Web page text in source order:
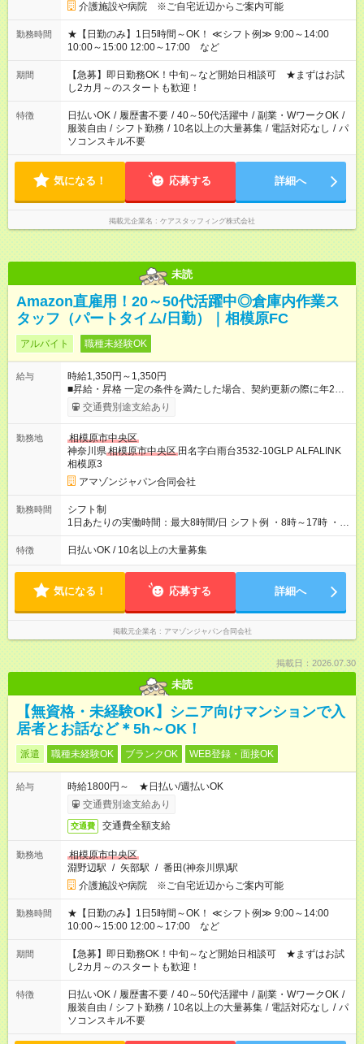
介護施設や病院 ※ご自宅近辺からご案内可能
勤務時間
★【日勤のみ】1日5時間～OK！ ≪シフト例≫ 9:00～14:00
10:00～15:00 12:00～17:00 など
期間
【急募】即日勤務OK！中旬～など開始日相談可 ★まずはお試
し2カ月～のスタートも歓迎！
特徴 日払いOK / 履歴書不要 / 40～50代活躍中 / 副業・WワークOK /
服装自由 / シフト勤務 / 10名以上の大量募集 / 電話対応なし / パ
ソコンスキル不要
気になる！ 応募する 詳細へ
掲載元企業名 ケアスタッフィング株式会社
未読
Amazon直雇用！20～50代活躍中◎倉庫内作業ス
タッフ（パートタイム/日勤）｜相模原FC
アルバイト 職種未経験OK
給与
時給1,350円～1,350円
■昇給・昇格 一定の条件を満たした場合、契約更新の際に年2回
まで昇給の機会があります。 ■正社員登用制度あり ※月末締/翌
月25日支払い ※時間外手当、別途支給 ※深夜割増賃金 (22:00～
☆Amazon直雇用で安定して働けます！ 【試用期間】試用期間あ
り 試用期間の長さ：1週間 雇用形態、給与は本採用時と同じで
す。
交通費別途支給あり
勤務地
相模原市中央区
神奈川県相模原市中央区 田名字白雨台3532-10GLP ALFALINK
相模原3
アマゾンジャパン合同会社
勤務時間
シフト制
1日あたりの実働時間：最大8時間/日 シフト例 ・8時～17時 ・
12時～21時
特徴 日払いOK / 10名以上の大量募集
気になる！ 応募する 詳細へ
掲載元企業名 アマゾンジャパン合同会社
掲載日：2026.07.30
未読
【無資格・未経験OK】シニア向けマンションで入
居者とお話など＊5h～OK！
派遣 職種未経験OK ブランクOK WEB登録・面接OK
給与
時給1800円～ ★日払い/週払いOK
交通費別途支給あり
交通費 交通費全額支給
勤務地
相模原市中央区
淵野辺駅 / 矢部駅 / 番田(神奈川県)駅
介護施設や病院 ※ご自宅近辺からご案内可能
勤務時間
★【日勤のみ】1日5時間～OK！ ≪シフト例≫ 9:00～14:00
10:00～15:00 12:00～17:00 など
期間
【急募】即日勤務OK！中旬～など開始日相談可 ★まずはお試
し2カ月～のスタートも歓迎！
特徴 日払いOK / 履歴書不要 / 40～50代活躍中 / 副業・WワークOK /
服装自由 / シフト勤務 / 10名以上の大量募集 / 電話対応なし / パ
ソコンスキル不要